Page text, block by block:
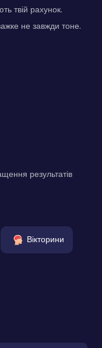
твій рахунок.
не завжди тоне.
результатів
Вікторини